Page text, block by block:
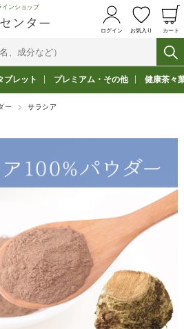
インショップ
ログイン お気入り カート
ブレット プレミアム・その他 健康茶々
ー サラシア